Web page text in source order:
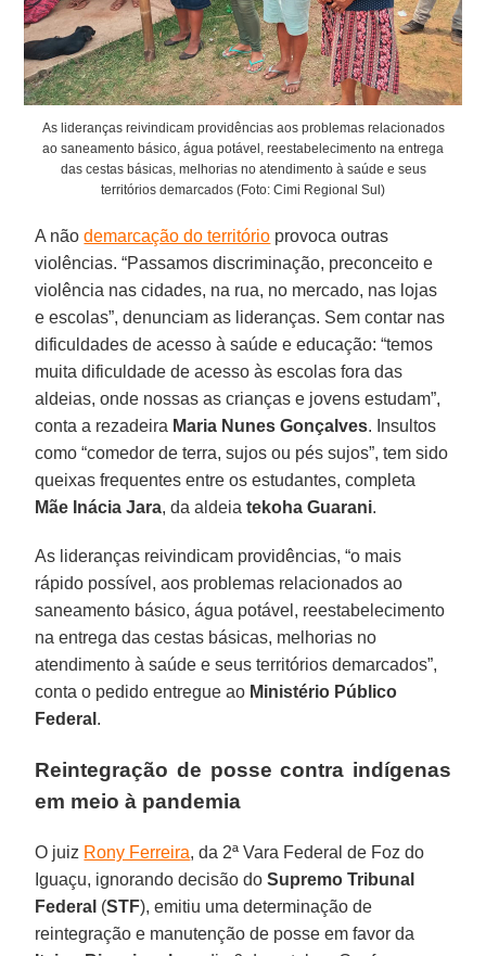
As lideranças reivindicam providências aos problemas relacionados
ao saneamento básico, água potável, reestabelecimento na entrega
das cestas básicas, melhorias no atendimento à saúde e seus
territórios demarcados (Foto: Cimi Regional Sul)
A nãodemarcação do território provoca outras
violências. “Passamos discriminação, preconceito e
violência nas cidades, na rua, no mercado, nas lojas
e escolas”, denunciam as lideranças. Sem contar nas
dificuldades de acesso à saúde e educação: “temos
muita dificuldade de acesso às escolas fora das
aldeias, onde nossas as crianças e jovens estudam”,
conta a rezadeira Maria Nunes Gonçalves. Insultos
como “comedor de terra, sujos ou pés sujos”, tem sido
queixas frequentes entre os estudantes, completa
Mãe Inácia Jara, da aldeiatekoha Guarani.
As lideranças reivindicam providências, “o mais
rápido possível, aos problemas relacionados ao
saneamento básico, água potável, reestabelecimento
na entrega das cestas básicas, melhorias no
atendimento à saúde e seus territórios demarcados”,
conta o pedido entregue ao Ministério Público
Federal .
Reintegração de posse contra indígenas
em meio à pandemia
O juiz Rony Ferreira, da 2ª Vara Federal de Foz do
Iguaçu, ignorando decisão doSupremo Tribunal
Federal (STF), emitiu uma determinação de
reintegração e manutenção de posse em favor da